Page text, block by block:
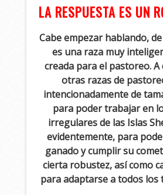
LA RESPUESTA ES UN
Cabe empezar hablando,
es una raza muy
creada para el pastoreo. A
otras razas de
intencionadamente de
para poder trabajar en
irregulares de las Islas
evidentemente, para
ganado y cumplir su
cierta robustez, así como
para adaptarse a todos los